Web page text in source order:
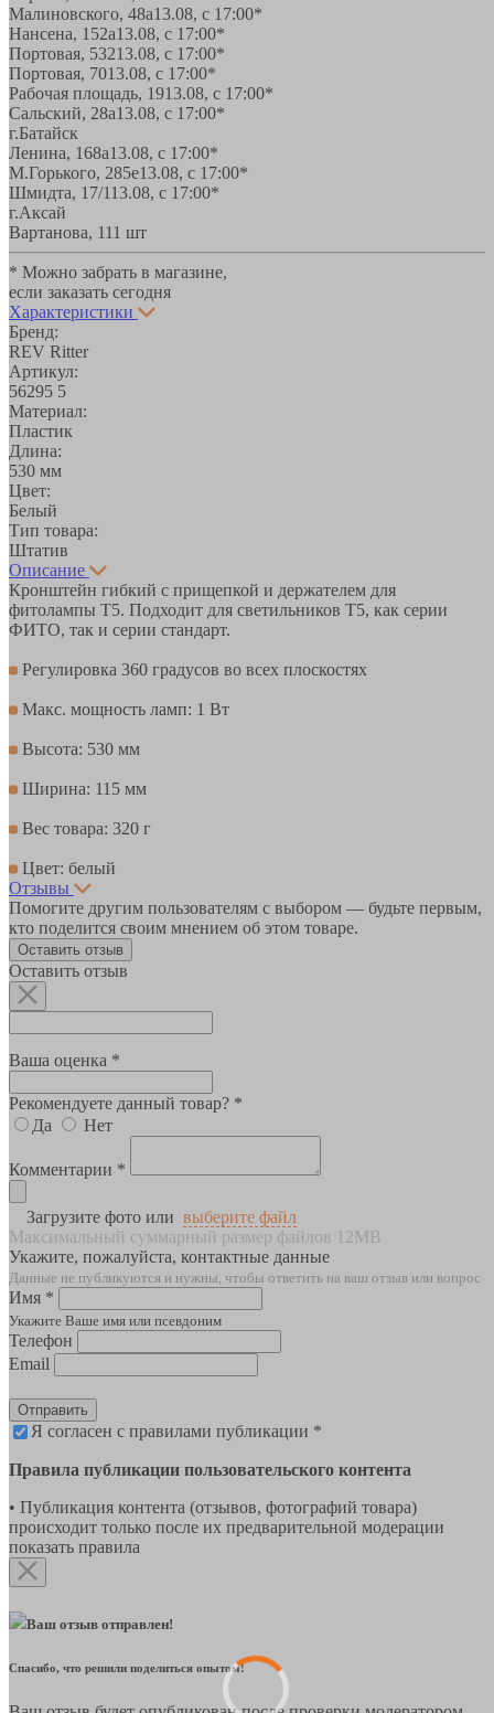
Малиновского, 48а13.08, с 17:00*
Нансена, 152а13.08, с 17:00*
Портовая, 53213.08, с 17:00*
Портовая, 7013.08, с 17:00*
Рабочая площадь, 1913.08, с 17:00*
Сальский, 28a13.08, с 17:00*
г.Батайск
Ленина, 168а13.08, с 17:00*
М.Горького, 285е13.08, с 17:00*
Шмидта, 17/113.08, с 17:00*
г.Аксай
Вартанова, 111 шт
* Можно забрать в магазине,
если заказать сегодня
Характеристики
Бренд:
REV Ritter
Артикул:
56295 5
Материал:
Пластик
Длина:
530 мм
Цвет:
Белый
Тип товара:
Штатив
Описание
Кронштейн гибкий с прищепкой и держателем для
фитолампы Т5. Подходит для светильников T5, как серии
ФИТО, так и серии стандарт.
Регулировка 360 градусов во всех плоскостях
Макс. мощность ламп: 1 Вт
Высота: 530 мм
Ширина: 115 мм
Вес товара: 320 г
Цвет: белый
Отзывы
Помогите другим пользователям с выбором — будьте первым,
кто поделится своим мнением об этом товаре.
Оставить отзыв
Оставить отзыв
Ваша оценка *
Рекомендуете данный товар? *
Да
Нет
Комментарии *
Загрузите фото или выберите файл
Максимальный суммарный размер файлов 12MB
Укажите, пожалуйста, контактные данные
Данные не публикуются и нужны, чтобы ответить на ваш отзыв или вопрос
Имя *
Укажите Ваше имя или псевдоним
Телефон
Email
Отправить
Я согласен с правилами публикации *
Правила публикации пользовательского контента
• Публикация контента (отзывов, фотографий товара)
происходит только после их предварительной модерации
показать правила
Ваш отзыв отправлен!
Спасибо, что решили поделиться опытом!